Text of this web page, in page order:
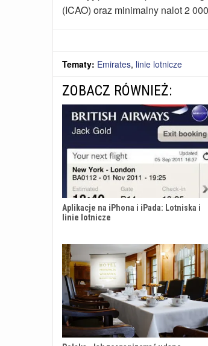
(ICAO) oraz minimalny nalot 2
Tematy: Emirates, linie lotnicze
ZOBACZ RÓWNIEŻ:
Aplikacje na iPhona i iPada: Lotniska i
linie lotnicze